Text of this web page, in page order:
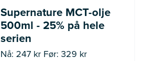
Supernature MCT-olje
500ml - 25% på hele
serien
Nå: 247 kr Før: 329 kr